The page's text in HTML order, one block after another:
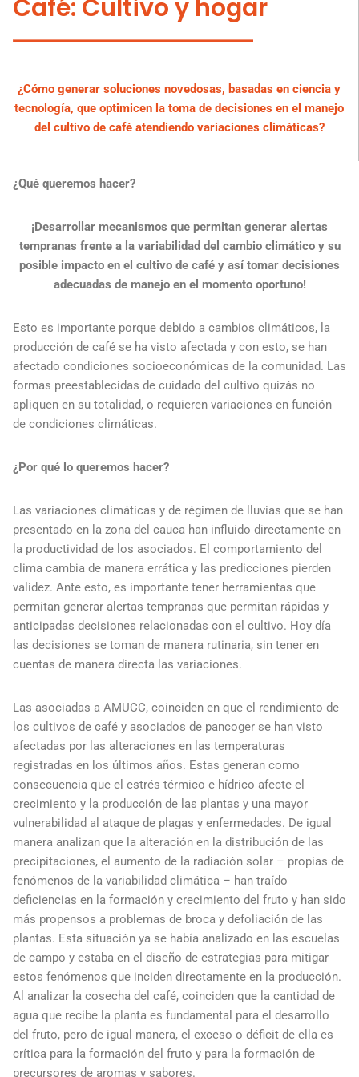
Café: Cultivo y hogar
¿Cómo generar soluciones novedosas, basadas en ciencia y
tecnología, que optimicen la toma de decisiones en el manejo
del cultivo de café atendiendo variaciones climáticas?
¿Qué queremos hacer?
¡Desarrollar mecanismos que permitan generar alertas
tempranas frente a la variabilidad del cambio climático y su
posible impacto en el cultivo de café y así tomar decisiones
adecuadas de manejo en el momento oportuno!
Esto es importante porque debido a cambios climáticos, la
producción de café se ha visto afectada y con esto, se han
afectado condiciones socioeconómicas de la comunidad. Las
formas preestablecidas de cuidado del cultivo quizás no
apliquen en su totalidad, o requieren variaciones en función
de condiciones climáticas.
¿Por qué lo queremos hacer?
Las variaciones climáticas y de régimen de lluvias que se han
presentado en la zona del cauca han influido directamente en
la productividad de los asociados. El comportamiento del
clima cambia de manera errática y las predicciones pierden
validez. Ante esto, es importante tener herramientas que
permitan generar alertas tempranas que permitan rápidas y
anticipadas decisiones relacionadas con el cultivo. Hoy día
las decisiones se toman de manera rutinaria, sin tener en
cuentas de manera directa las variaciones.
Las asociadas a AMUCC, coinciden en que el rendimiento de
los cultivos de café y asociados de pancoger se han visto
afectadas por las alteraciones en las temperaturas
registradas en los últimos años. Estas generan como
consecuencia que el estrés térmico e hídrico afecte el
crecimiento y la producción de las plantas y una mayor
vulnerabilidad al ataque de plagas y enfermedades. De igual
manera analizan que la alteración en la distribución de las
precipitaciones, el aumento de la radiación solar – propias de
fenómenos de la variabilidad climática – han traído
deficiencias en la formación y crecimiento del fruto y han sido
más propensos a problemas de broca y defoliación de las
plantas. Esta situación ya se había analizado en las escuelas
de campo y estaba en el diseño de estrategias para mitigar
estos fenómenos que inciden directamente en la producción.
Al analizar la cosecha del café, coinciden que la cantidad de
agua que recibe la planta es fundamental para el desarrollo
del fruto, pero de igual manera, el exceso o déficit de ella es
crítica para la formación del fruto y para la formación de
precursores de aromas y sabores.